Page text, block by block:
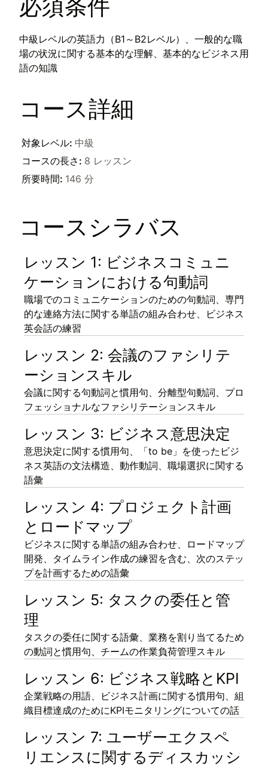
必須条件
中級レベルの英語力（B1～B2レベル）、一般的な職
場の状況に関する基本的な理解、基本的なビジネス用
語の知識
コース詳細
対象レベル: 中級
コースの長さ : 8 レッスン
所要時間: 146 分
コースシラバス
レッスン 1: ビジネスコミュニ
ケーションにおける句動詞
職場でのコミュニケーションのための句動詞、専門
的な連絡方法に関する単語の組み合わせ、ビジネス
英会話の練習
レッスン 2: 会議のファシリテ
ーションスキル
会議に関する句動詞と慣用句、分離型句動詞、プロ
フェッショナルなファシリテーションスキル
レッスン 3: ビジネス意思決定
意思決定に関する慣用句、「to be」を使ったビジ
ネス英語の文法構造、動作動詞、職場選択に関する
語彙
レッスン 4: プロジェクト計画
とロードマップ
ビジネスに関する単語の組み合わせ、ロードマップ
開発、タイムライン作成の練習を含む、次のステッ
プを計画するための語彙
レッスン 5: タスクの委任と管
理
タスクの委任に関する語彙、業務を割り当てるため
の動詞と慣用句、チームの作業負荷管理スキル
レッスン 6: ビジネス戦略とKPI
企業戦略の用語、ビジネス計画に関する慣用句、組
織目標達成のためにKPIモニタリングについての話
レッスン 7: ユーザーエクスペ
リエンスに関するディスカッシ